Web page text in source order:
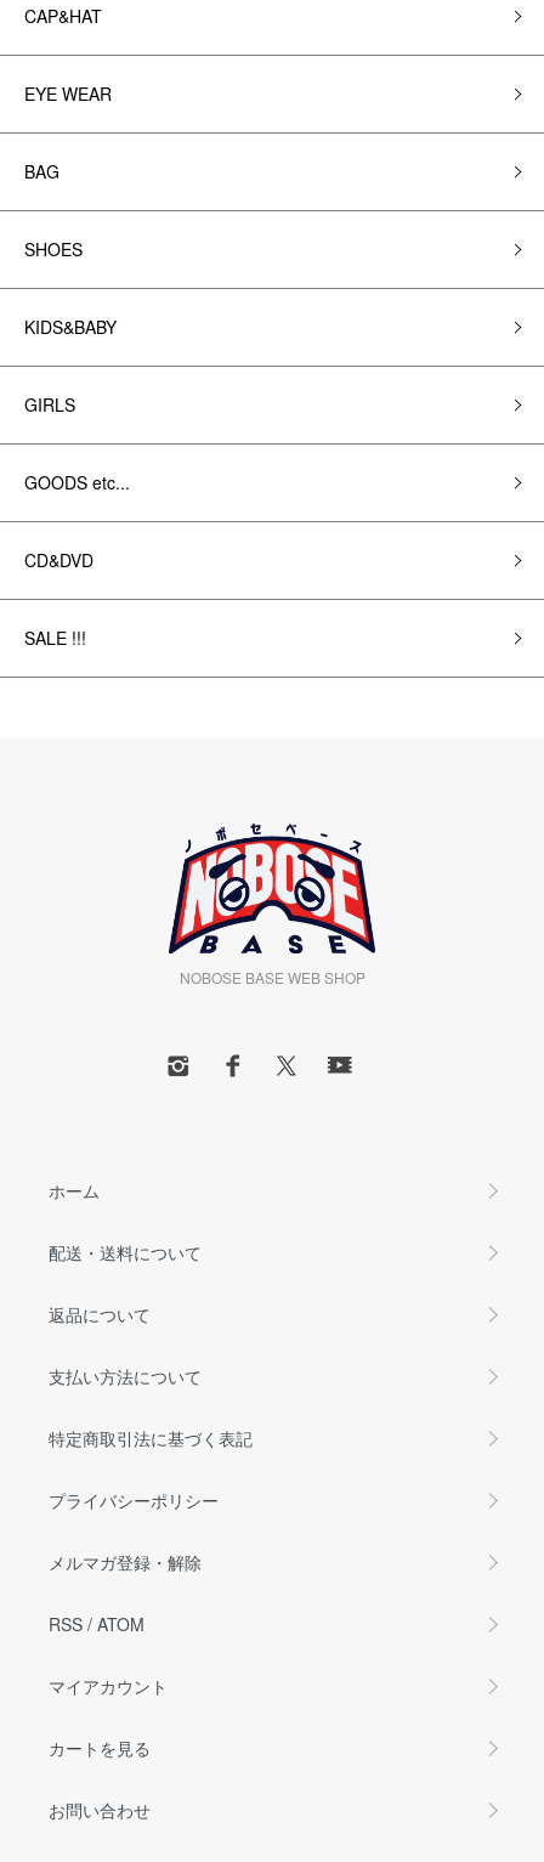
CAP&HAT
EYE WEAR
BAG
SHOES
KIDS&BABY
GIRLS
GOODS etc...
CD&DVD
SALE !!!
NOBOSE BASE WEB SHOP
ホーム
配送・送料について
返品について
支払い方法について
特定商取引法に基づく表記
プライバシーポリシー
メルマガ登録・解除
RSS / ATOM
マイアカウント
カートを見る
お問い合わせ